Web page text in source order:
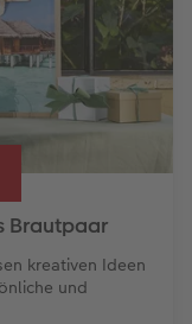
Brautpaar
kreativen Ideen
und